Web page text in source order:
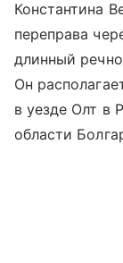
Константина
переправа
длинный
Он
в уезде Олт в
области